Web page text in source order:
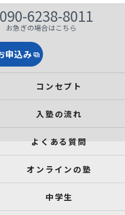
090-6238-8011
お急ぎの場合はこちら
申込み
コンセプト
入塾の流れ
よくある質問
オンラインの塾
中学生